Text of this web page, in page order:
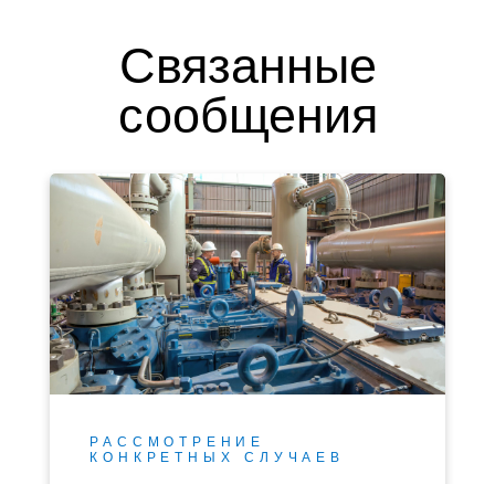
Связанные
сообщения
РАССМОТРЕНИЕ
КОНКРЕТНЫХ СЛУЧАЕВ